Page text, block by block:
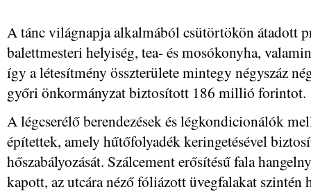
A tánc világnapja alkalmából csütörtökön átadott
balettmesteri helyiség, tea- és mosókonyha,
így a létesítmény összterülete mintegy négyszáz
győri önkormányzat biztosított 186 millió forintot.
A légcserélő berendezések és légkondicionálók
építettek, amely hűtőfolyadék keringetésével
hőszabályozását. Szálcement erősítésű fala
kapott, az utcára néző fóliázott üvegfalakat szintén